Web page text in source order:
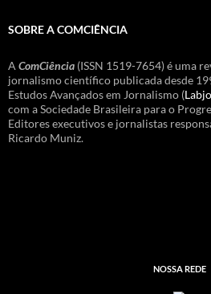
SOBRE A COMCIÊNCIA
A ComCiência (ISSN 1519-7654) é uma
jornalismo científico publicada desde
Estudos Avançados em Jornalismo (
com a Sociedade Brasileira para o
Editores executivos e jornalistas
Ricardo Muniz.
NOSSA REDE